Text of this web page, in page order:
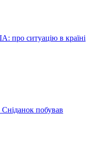
про ситуацію в країні
Сніданок побував